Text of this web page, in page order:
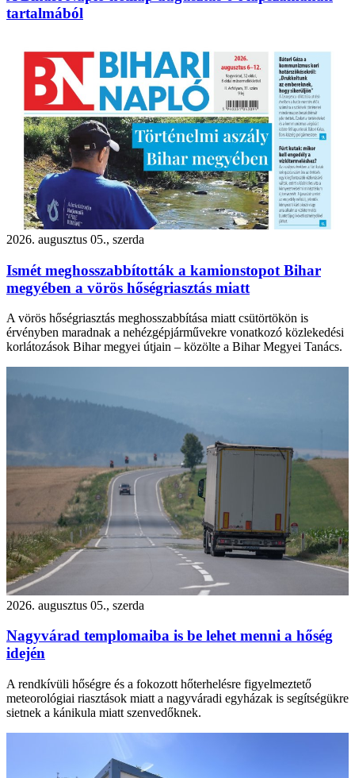
tartalmából
2026. augusztus 05., szerda
Ismét meghosszabbították a kamionstopot Bihar
megyében a vörös hőségriasztás miatt
A vörös hőségriasztás meghosszabbítása miatt csütörtökön is
érvényben maradnak a nehézgépjárművekre vonatkozó közlekedési
korlátozások Bihar megyei útjain – közölte a Bihar Megyei Tanács.
2026. augusztus 05., szerda
Nagyvárad templomaiba is be lehet menni a hőség
idején
A rendkívüli hőségre és a fokozott hőterhelésre figyelmeztető
meteorológiai riasztások miatt a nagyváradi egyházak is segítségükre
sietnek a kánikula miatt szenvedőknek.